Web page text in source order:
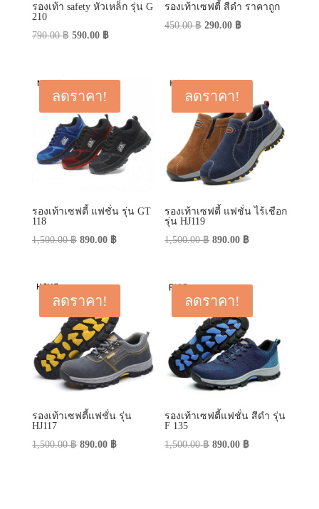
รองเท้า safety หัวเหล็ก รุ่น G
210
790.00฿ Original
790.00 ฿.
590.00 ฿Current
590.00 ฿.
รองเท้าเซฟตี้ สีดำ ราคาถูก
450.00฿ Original
290.00 ฿Current
ลดราคา!
รองเท้าเซฟตี้ แฟชั่น รุ่น GT
118
1,500.00฿ Original
1,500.00 ฿.
890.00 ฿Current
890.00 ฿.
ลดราคา!
รองเท้าเซฟตี้ แฟชั่น ไร้เชือก
รุ่น HJ119
1,500.00฿ Original
1,500.00 ฿.
890.00 ฿Current
890.00 ฿.
ลดราคา!
รองเท้าเซฟตี้แฟชั่น รุ่น
HJ117
1,500.00฿ Original
890.00 ฿Current
ลดราคา!
รองเท้าเซฟตี้แฟชั่น สีดำ รุ่น
F 135
1,500.00฿ Original
890.00 ฿Current